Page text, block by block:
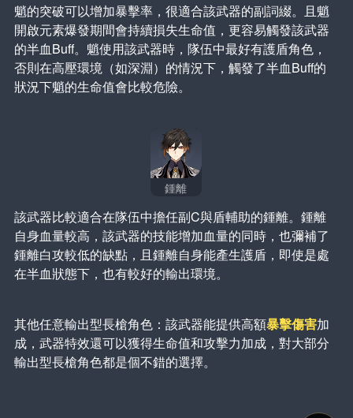
魈的突破可以增加暴擊率，很適合該武器的副詞綴。且魈
開啟元素爆發期間會持續損失生命值，更容易觸發該武器
的半血Buff。魈使用該武器時，隊伍中最好有護盾角色，
否則在高壓環境（如深淵）的情況下，觸發了半血Buff的
狀況下魈的生命值會比較危險。
鍾離
該武器比較適合在隊伍中擔任副C與盾輔助的鍾離。鍾離
自身血量較高，該武器的技能增加血量的同時，也彌補了
鍾離白攻較低的缺點，且鍾離自身能產生護盾，即使是處
在半血狀態下，也有較好的輸出環境。
其他任意輸出型長槍角色：該武器能提供高額暴擊傷害加
成，武器特效還可以獲得生命值和攻擊力加成，對大部分
輸出型長槍角色都是個不錯的選擇。